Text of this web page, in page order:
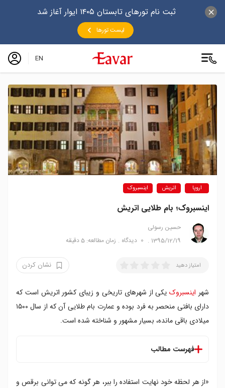
ثبت نام تورهای تابستان ۱۴۰۵ ایوار آغاز شد
لیست تورها
EN
اروپا اتریش اینسبروک
اینسبروک؛ بام طلایی اتریش
حسین رسولی
1395/12/19
0 دیدگاه زمان مطالعه: 5 دقیقه
امتیاز دهید نشان کردن
شهر اینسبروکیکی از شهرهای تاریخی و زیبای کشور اتریش است که
دارای بافتی منحصر به فرد بوده و عمارت بام طلایی آن که از سال ۱۵۰۰
میلادی باقی مانده، بسیار مشهور و شناخته شده است.
فهرست مطالب
موزه عمارت بام طلایی
«از هر لحظه خود نهایت استفاده را ببر، هر گونه که می توانی برقص و